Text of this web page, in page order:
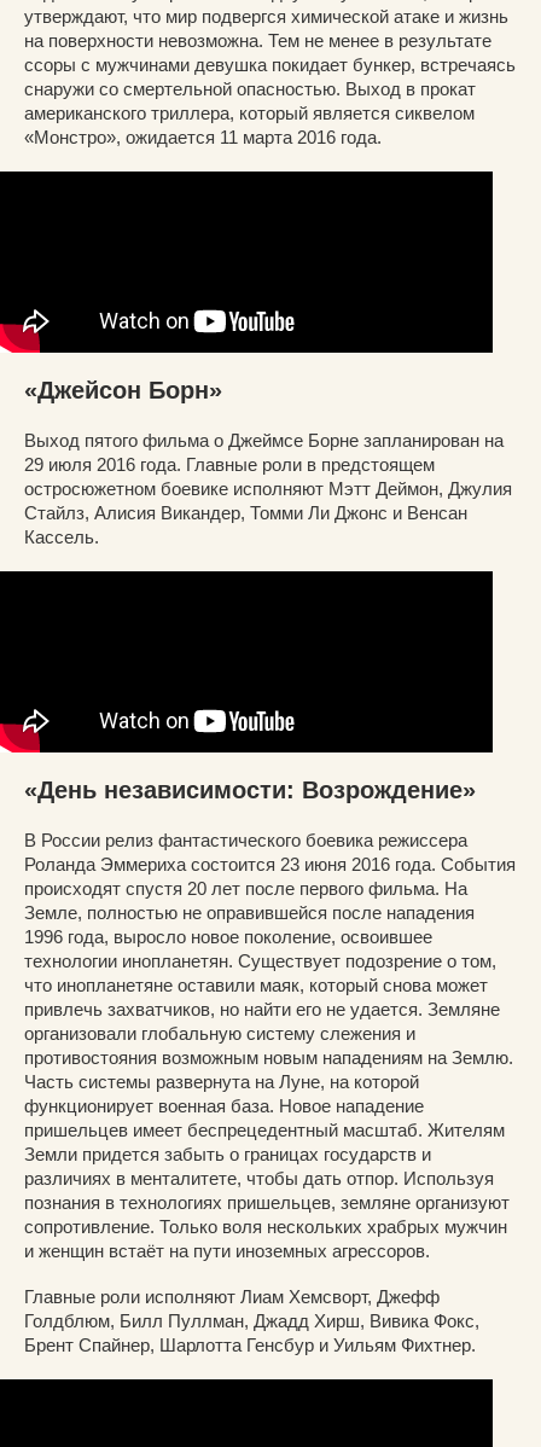
утверждают, что мир подвергся химической атаке и жизнь
на поверхности невозможна. Тем не менее в результате
ссоры с мужчинами девушка покидает бункер, встречаясь
снаружи со смертельной опасностью. Выход в прокат
американского триллера, который является сиквелом
«Монстро», ожидается 11 марта 2016 года.
«Джейсон Борн»
Выход пятого фильма о Джеймсе Борне запланирован на
29 июля 2016 года. Главные роли в предстоящем
остросюжетном боевике исполняют Мэтт Деймон, Джулия
Стайлз, Алисия Викандер, Томми Ли Джонс и Венсан
Кассель.
«День независимости: Возрождение»
В России релиз фантастического боевика режиссера
Роланда Эммериха состоится 23 июня 2016 года. События
происходят спустя 20 лет после первого фильма. На
Земле, полностью не оправившейся после нападения
1996 года, выросло новое поколение, освоившее
технологии инопланетян. Существует подозрение о том,
что инопланетяне оставили маяк, который снова может
привлечь захватчиков, но найти его не удается. Земляне
организовали глобальную систему слежения и
противостояния возможным новым нападениям на Землю.
Часть системы развернута на Луне, на которой
функционирует военная база. Новое нападение
пришельцев имеет беспрецедентный масштаб. Жителям
Земли придется забыть о границах государств и
различиях в менталитете, чтобы дать отпор. Используя
познания в технологиях пришельцев, земляне организуют
сопротивление. Только воля нескольких храбрых мужчин
и женщин встаёт на пути иноземных агрессоров.
Главные роли исполняют Лиам Хемсворт, Джефф
Голдблюм, Билл Пуллман, Джадд Хирш, Вивика Фокс,
Брент Спайнер, Шарлотта Генсбур и Уильям Фихтнер.